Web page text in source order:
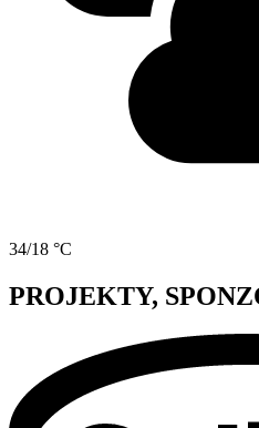
34/18 °C
PROJEKTY,